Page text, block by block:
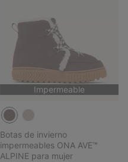
Impermeable
Botas de invierno
impermeables ONA AVE™
ALPINE para mujer